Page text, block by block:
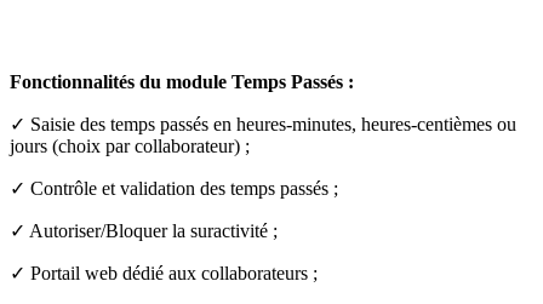
Fonctionnalités du module Temps Passés :
✓ Saisie des temps passés en heures-minutes, heures-centièmes ou
jours (choix par collaborateur) ;
✓ Contrôle et validation des temps passés ;
✓ Autoriser/Bloquer la suractivité ;
✓ Portail web dédié aux collaborateurs ;